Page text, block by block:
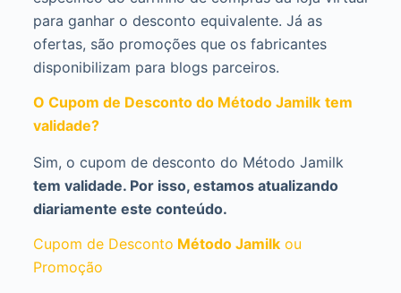
para ganhar o desconto equivalente. Já as
ofertas, são promoções que os fabricantes
disponibilizam para blogs parceiros.
O Cupom de Desconto do Método Jamilk tem
validade?
Sim, o cupom de desconto do Método Jamilk
tem validade. Por isso, estamos atualizando
diariamente este conteúdo.
Cupom de Desconto Método Jamilk ou
Promoção